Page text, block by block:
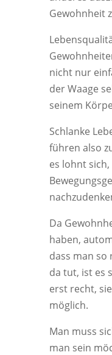
Gewohnheit
nicht nur
der Waage
seinem
Schlanke
führen also
es lohnt
Da
haben,
dass man so
da tut, ist es
erst recht,
möglich.
Man muss
man sein